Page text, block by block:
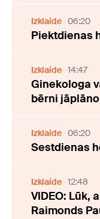
Izklaide 06:20
Piektdienas
Izklaide 14:47
Ginekologa
bērni
Izklaide 06:20
Sestdienas
Izklaide 12:48
VIDEO: Lūk,
Raimonds